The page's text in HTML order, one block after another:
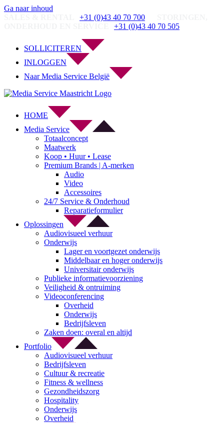
Ga naar inhoud
+31 (0)43 40 70 700
+31 (0)43 40 70 505
SOLLICITEREN
INLOGGEN
Naar Media Service België
HOME
Media Service
Totaalconcept
Maatwerk
Koop • Huur • Lease
Premium Brands | A-merken
Audio
Video
Accessoires
24/7 Service & Onderhoud
Reparatieformulier
Oplossingen
Audiovisueel verhuur
Onderwijs
Lager en voortgezet onderwijs
Middelbaar en hoger onderwijs
Universitair onderwijs
Publieke informatievoorziening
Veiligheid & ontruiming
Videoconferencing
Overheid
Onderwijs
Bedrijfsleven
Zaken doen: overal en altijd
Portfolio
Audiovisueel verhuur
Bedrijfsleven
Cultuur & recreatie
Fitness & wellness
Gezondheidszorg
Hospitality
Onderwijs
Overheid